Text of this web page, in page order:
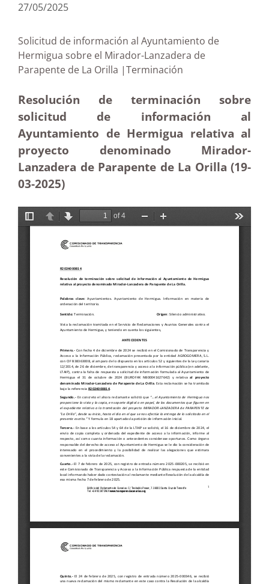
27/05/2025
Solicitud de información al Ayuntamiento de
Hermigua sobre el Mirador-Lanzadera de
Parapente de La Orilla |Terminación
Resolución de terminación sobre
solicitud de información al
Ayuntamiento de Hermigua relativa al
proyecto denominado Mirador-
Lanzadera de Parapente de La Orilla (19-
03-2025)